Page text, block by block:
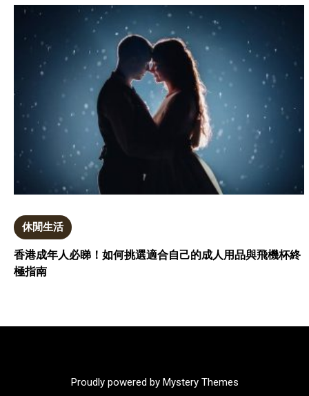
休閒生活
香港成年人必睇！如何挑選適合自己的成人用品與飛機杯終
極指南
Proudly powered by Mystery Themes